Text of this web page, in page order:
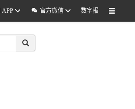
APP  官方微信 数字报